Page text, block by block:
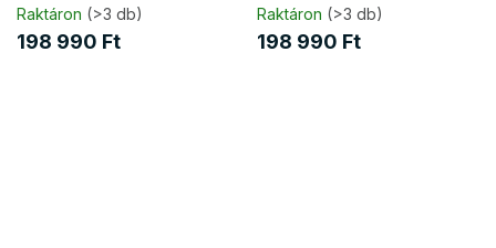
Raktáron (>3 db)
198 990 Ft
Raktáron (>3 db)
198 990 Ft